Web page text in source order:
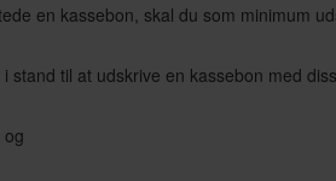
en kassebon, skal du som minimum
stand til at udskrive en kassebon med